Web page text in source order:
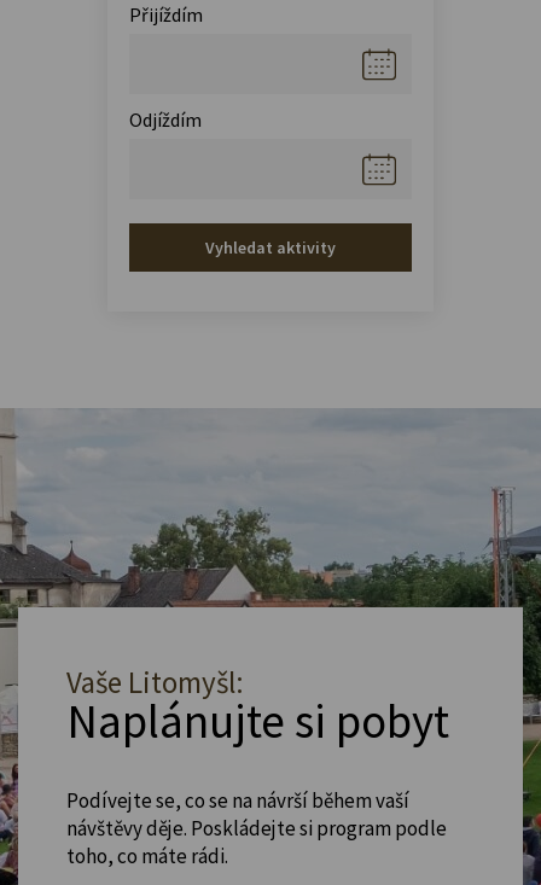
Přijíždím
Odjíždím
Vyhledat aktivity
Vaše Litomyšl:
Naplánujte si pobyt
Podívejte se, co se na návrší během vaší
návštěvy děje. Poskládejte si program podle
toho, co máte rádi.